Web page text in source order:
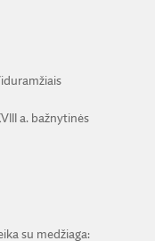
a. bažnytinės
su medžiaga: